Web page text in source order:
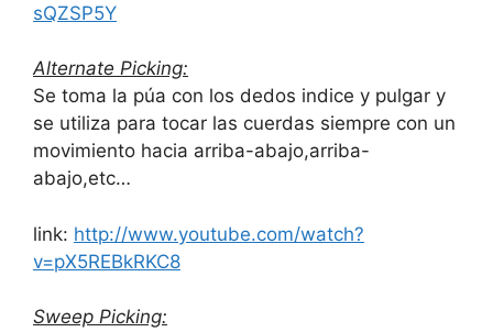
sQZSP5Y
Alternate Picking:
Se toma la púa con los dedos indice y pulgar y
se utiliza para tocar las cuerdas siempre con un
movimiento hacia arriba-abajo,arriba-
abajo,etc…
link: http://www.youtube.com/watch?
v=pX5REBkRKC8
Sweep Picking: